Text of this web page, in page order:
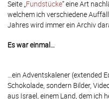
Seite „Fundstücke“ eine Art
welchem ich verschiedene
Jahres wird immer ein Archiv
Es war einmal…
…ein Adventskalener (extended
Schokolade, sondern Bilder,
aus Israel, einem Land, dem ich